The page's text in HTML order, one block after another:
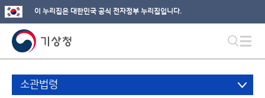
이 누리집은 대한민국 공식 전자정부 누리집입니다.
소관법령